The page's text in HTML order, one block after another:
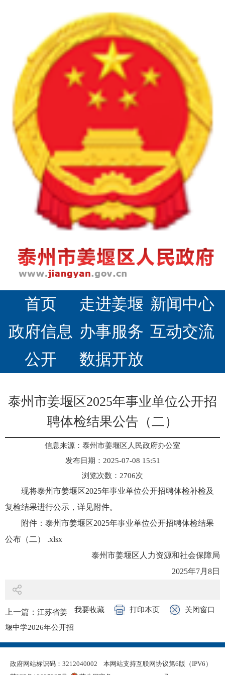
首页 走进姜堰 新闻中心
政府信息
公开
办事服务 互动交流
数据开放
泰州市姜堰区2025年事业单位公开招
聘体检结果公告（二）
信息来源：泰州市姜堰区人民政府办公室
发布日期：2025-07-08 15:51
浏览次数： 2706次
现将泰州市姜堰区2025年事业单位公开招聘体检补检及
复检结果进行公示，详见附件。
附件： 泰州市姜堰区2025年事业单位公开招聘体检结果
公布（二） .xlsx
泰州市姜堰区人力资源和社会保障局
2025年7月8日
我要收藏 打印本页 关闭窗口
上一篇： 江苏省姜
堰中学2026年公开招
聘竞赛教师公告
堰区2025年事业单位
政府网站标识码：3212040002
本网站支持互联网协议第6版（IPV6）